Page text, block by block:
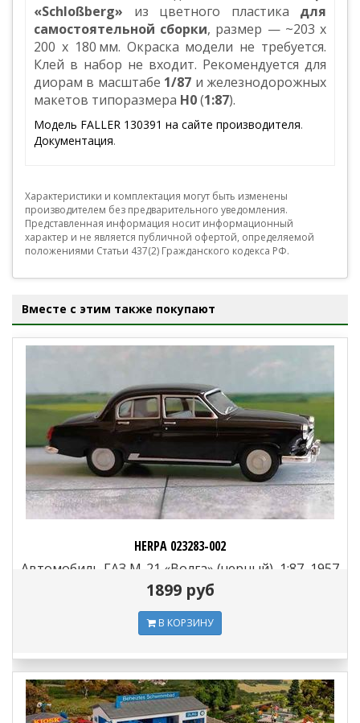
«Schloßberg» из цветного пластика для
самостоятельной сборки, размер — ~203 x
200 x 180 мм. Окраска модели не требуется.
Клей в набор не входит. Рекомендуется для
диорам в масштабе 1/87 и железнодорожных
макетов типоразмера Н0(1:87).
Модель FALLER 130391 на сайте производителя.
Документация.
Характеристики и комплектация могут быть изменены
производителем без предварительного уведомления.
Представленная информация носит информационный
характер и не является публичной офертой, определяемой
положениями Статьи 437(2) Гражданского кодекса РФ.
Вместе с этим также покупают
HERPA 023283-002
Автомобиль ГАЗ М-21 «Волга» (черный), 1:87, 1957
—1960, СССР
1899 руб
В КОРЗИНУ